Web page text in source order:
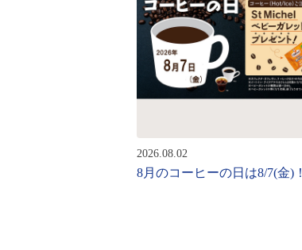
2026.08.02
8月のコーヒーの日は8/7(金)！